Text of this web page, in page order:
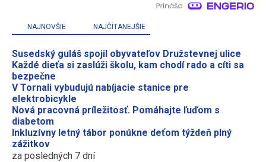
NAJNOVŠIE NAJČÍTANEJŠIE
Susedský guláš spojil obyvateľov Družstevnej ulice
Každé dieťa si zaslúži školu, kam chodí rado a cíti sa
bezpečne
V Tornali vybudujú nabíjacie stanice pre
elektrobicykle
Nová pracovná príležitosť. Pomáhajte ľuďom s
diabetom
Inkluzívny letný tábor ponúkne deťom týždeň plný
zážitkov
za posledných 7 dní